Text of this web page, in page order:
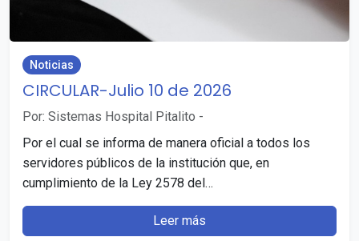
Noticias
CIRCULAR-Julio 10 de 2026
Por: Sistemas Hospital Pitalito -
Por el cual se informa de manera oficial a todos los
servidores públicos de la institución que, en
cumplimiento de la Ley 2578 del…
Leer más